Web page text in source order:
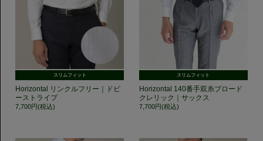
スリムフィット
Horizontal リンクルフリー｜ドビ
ーストライプ
7,700円(税込)
スリムフィット
Horizontal 140番手双糸ブロード
クレリック｜サックス
7,700円(税込)